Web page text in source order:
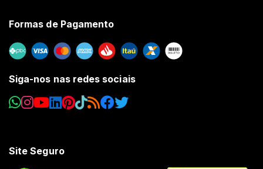
Formas de Pagamento
Siga-nos nas redes sociais
Site Seguro